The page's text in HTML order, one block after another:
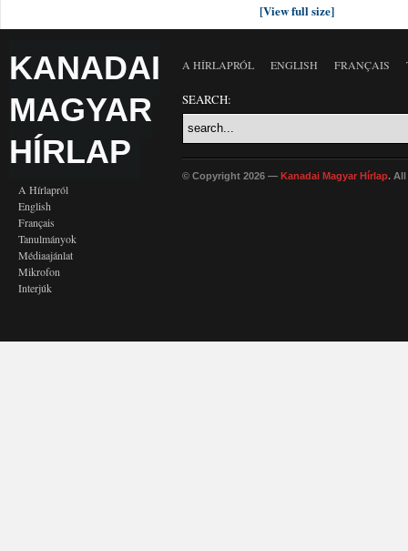
[View full size]
KANADAI
MAGYAR
HÍRLAP
A Hírlapról
English
Français
Tanulmányok
Médiaajánlat
Mikrofon
Interjúk
A HÍRLAPRÓL ENGLISH FRANÇAIS
SEARCH:
© Copyright 2026 — Kanadai Magyar Hírlap. All